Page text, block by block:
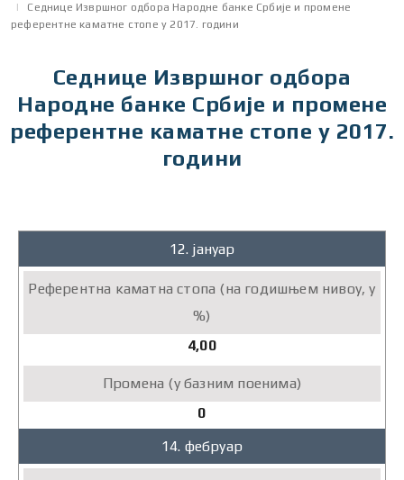
Седнице Извршног одбора Народне банке Србије и промене
референтне каматне стопе у 2017. години
Седнице Извршног одбора
Народне банке Србије и промене
референтне каматне стопе у 2017.
години
Референтна
каматна
(на
у
(у
12. јануар
4,00
0
14. фебруар